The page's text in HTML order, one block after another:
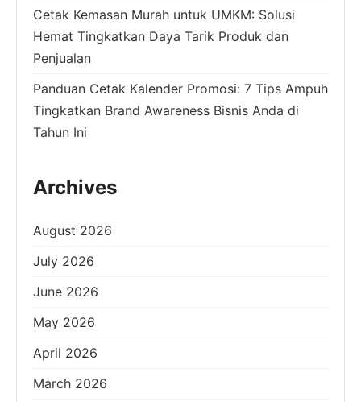
Cetak Kemasan Murah untuk UMKM: Solusi
Hemat Tingkatkan Daya Tarik Produk dan
Penjualan
Panduan Cetak Kalender Promosi: 7 Tips Ampuh
Tingkatkan Brand Awareness Bisnis Anda di
Tahun Ini
Archives
August 2026
July 2026
June 2026
May 2026
April 2026
March 2026